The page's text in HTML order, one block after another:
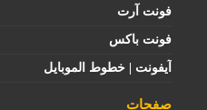
فونت آرت
فونت باكس
آيفونت | خطوط الموبايل
صفحات